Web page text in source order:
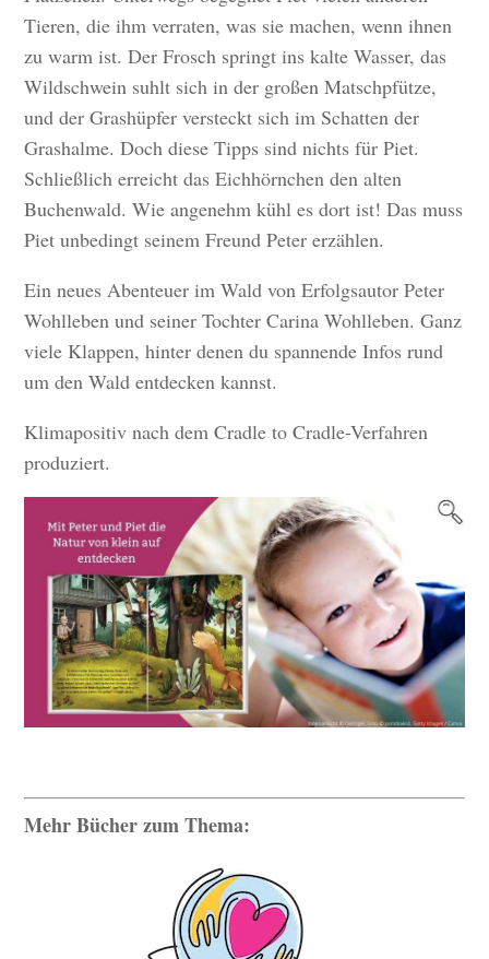
Tieren, die ihm verraten, was sie machen, wenn ihnen
zu warm ist. Der Frosch springt ins kalte Wasser, das
Wildschwein suhlt sich in der großen Matschpfütze,
und der Grashüpfer versteckt sich im Schatten der
Grashalme. Doch diese Tipps sind nichts für Piet.
Schließlich erreicht das Eichhörnchen den alten
Buchenwald. Wie angenehm kühl es dort ist! Das muss
Piet unbedingt seinem Freund Peter erzählen.
Ein neues Abenteuer im Wald von Erfolgsautor Peter
Wohlleben und seiner Tochter Carina Wohlleben. Ganz
viele Klappen, hinter denen du spannende Infos rund
um den Wald entdecken kannst.
Klimapositiv nach dem Cradle to Cradle-Verfahren
produziert.
Mehr Bücher zum Thema: